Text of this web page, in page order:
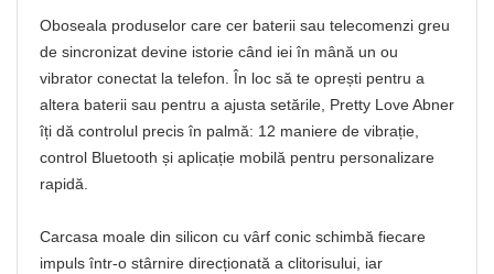
Oboseala produselor care cer baterii sau telecomenzi greu
de sincronizat devine istorie când iei în mână un ou
vibrator conectat la telefon. În loc să te oprești pentru a
altera baterii sau pentru a ajusta setările, Pretty Love Abner
îți dă controlul precis în palmă: 12 maniere de vibrație,
control Bluetooth și aplicație mobilă pentru personalizare
rapidă.
Carcasa moale din silicon cu vârf conic schimbă fiecare
impuls într-o stârnire direcționată a clitorisului, iar